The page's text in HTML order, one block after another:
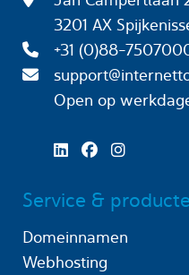
3201 AX
+31 (0)88-
Open op
Service &
Domeinnamen
Webhosting